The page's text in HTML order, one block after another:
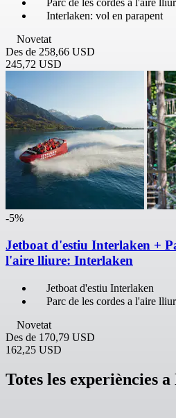
Parc de les cordes a l'aire
Interlaken: vol en parapent
Novetat
Des de 258,66 USD
245,72 USD
-5%
Jetboat d'estiu Interlaken +
l'aire lliure: Interlaken
Jetboat d'estiu Interlaken
Parc de les cordes a l'aire
Novetat
Des de 170,79 USD
162,25 USD
Totes les experiències